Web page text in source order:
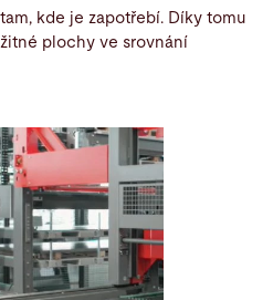
kde je zapotřebí. Díky tomu
plochy ve srovnání